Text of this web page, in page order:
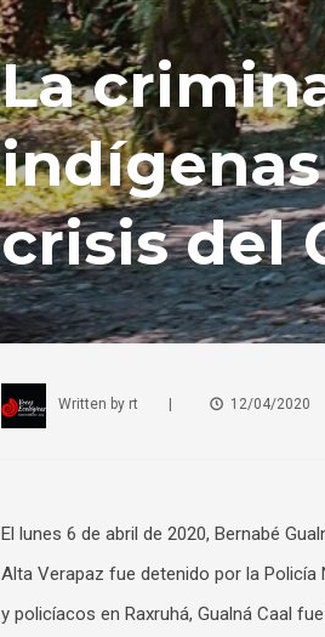
La
crisis del
Written by rt 12/04/2020
El lunes 6 de abril de 2020, Bernabé
Alta Verapaz fue detenido por la
y policíacos en Raxruhá, Gualná Caal